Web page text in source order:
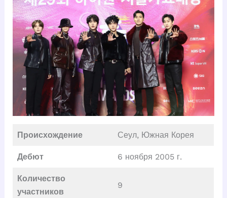
Происхождение Сеул, Южная Корея
Дебют 6 ноября 2005 г.
Количество
участников
9